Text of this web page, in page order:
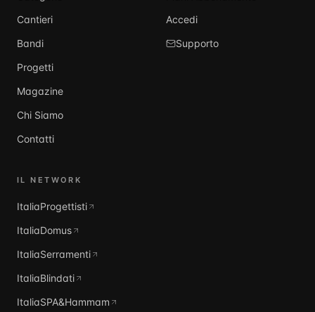
Cantieri
Bandi
Progetti
Magazine
Chi Siamo
Contatti
Accedi
Supporto
IL NETWORK
ItaliaProgettisti
ItaliaDomus
ItaliaSerramenti
ItaliaBlindati
ItaliaSPA&Hammam